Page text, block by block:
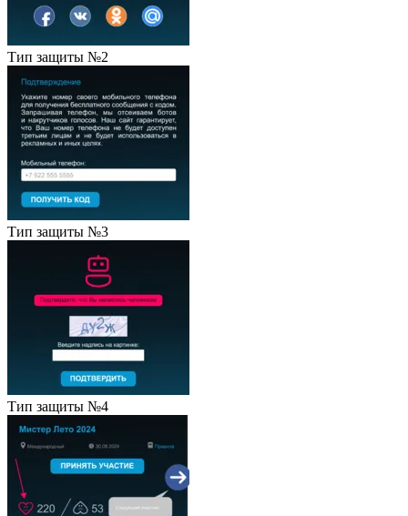
Тип защиты №2
Тип защиты №3
Тип защиты №4